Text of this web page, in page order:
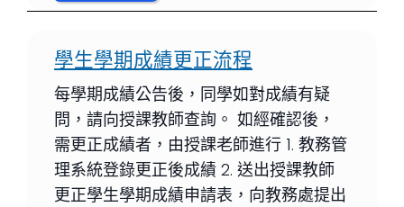
學生學期成績更正流程
每學期成績公告後，同學如對成績有疑
問，請向授課教師查詢。 如經確認後，
需更正成績者，由授課老師進行 1. 教務管
理系統登錄更正後成績 2. 送出授課教師
更正學生學期成績申請表，向教務處提出